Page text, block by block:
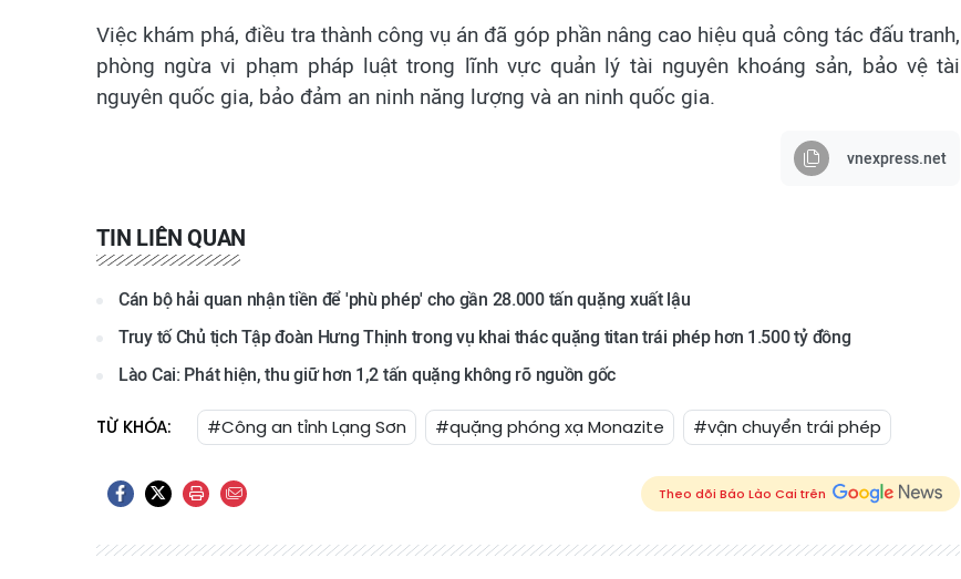
Việc khám phá, điều tra thành công vụ án đã góp phần nâng cao hiệu quả công tác đấu tranh,
phòng ngừa vi phạm pháp luật trong lĩnh vực quản lý tài nguyên khoáng sản, bảo vệ tài
nguyên quốc gia, bảo đảm an ninh năng lượng và an ninh quốc gia.
vnexpress.net
TIN LIÊN QUAN
Cán bộ hải quan nhận tiền để 'phù phép' cho gần 28.000 tấn quặng xuất lậu
Truy tố Chủ tịch Tập đoàn Hưng Thịnh trong vụ khai thác quặng titan trái phép hơn 1.500 tỷ đồng
Lào Cai: Phát hiện, thu giữ hơn 1,2 tấn quặng không rõ nguồn gốc
TỪ KHÓA: #Công an tỉnh Lạng Sơn #quặng phóng xạ Monazite #vận chuyển trái phép
Theo dõi Báo Lào Cai trên